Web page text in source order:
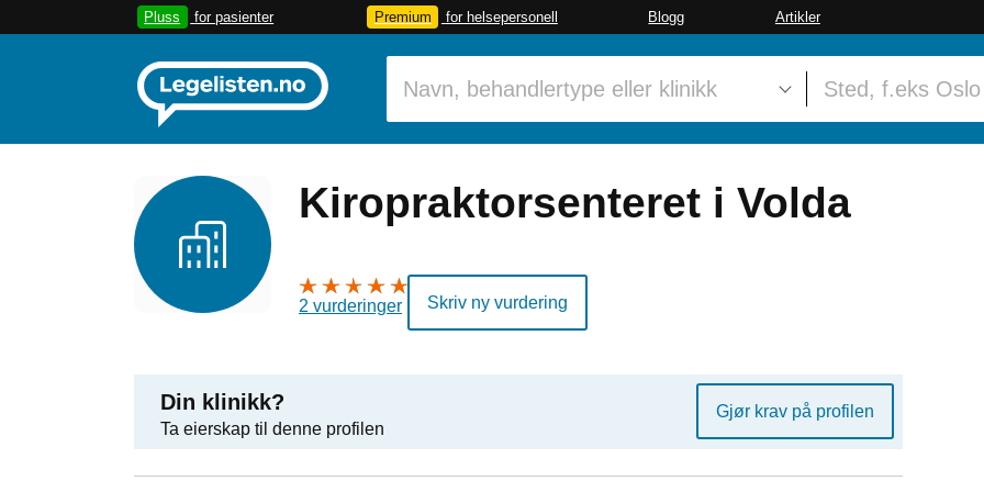
Pluss for pasienter Premium for helsepersonell Blogg Artikler
Kiropraktorsenteret i Volda
2 vurderinger Skriv ny vurdering
Din klinikk?
Ta eierskap til denne profilen
Gjør krav på profilen